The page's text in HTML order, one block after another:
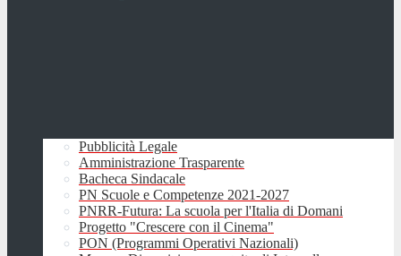
Pubblicità Legale
Amministrazione Trasparente
Bacheca Sindacale
PN Scuole e Competenze 2021-2027
PNRR-Futura: La scuola per l'Italia di Domani
Progetto "Crescere con il Cinema"
PON (Programmi Operativi Nazionali)